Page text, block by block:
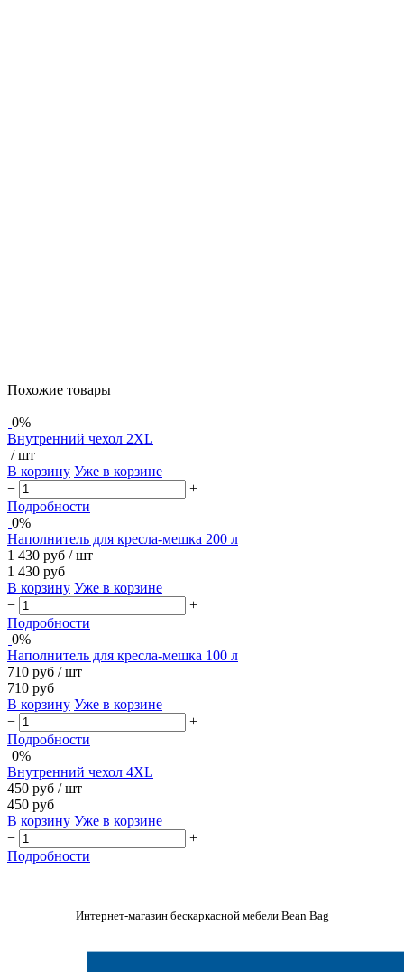
Похожие товары
0%
Внутренний чехол 2XL
/ шт
В корзину Уже в корзине
−
+
Подробности
0%
Наполнитель для кресла-мешка 200 л
1 430 руб / шт
1 430 руб
В корзину Уже в корзине
−
+
Подробности
0%
Наполнитель для кресла-мешка 100 л
710 руб / шт
710 руб
В корзину Уже в корзине
−
+
Подробности
0%
Внутренний чехол 4XL
450 руб / шт
450 руб
В корзину Уже в корзине
−
+
Подробности
Интернет-магазин бескаркасной мебели Bean Bag